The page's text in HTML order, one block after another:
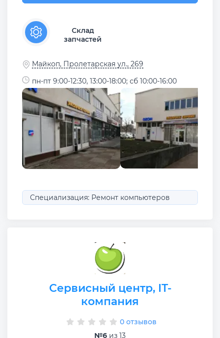
Склад
запчастей
Майкоп, Пролетарская ул., 269
пн-пт 9:00-12:30, 13:00-18:00; сб 10:00-16:00
Специализация: Ремонт компьютеров
Сервисный центр, IT-
компания
0 отзывов
№6 из 13